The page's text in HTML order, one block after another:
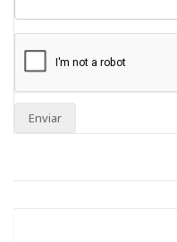
Enviar